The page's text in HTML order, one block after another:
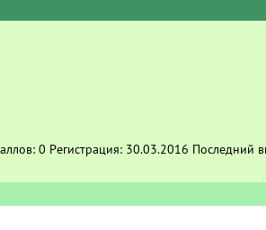
0 Регистрация: 30.03.2016 Последний